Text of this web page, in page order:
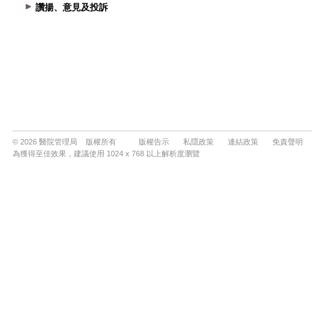
讚揚、意見及投訴
© 2026 醫院管理局 版權所有 版權告示 私隱政策 連結政策
免責聲明
為獲得至佳效果，建議使用 1024 x 768 以上解析度瀏覽